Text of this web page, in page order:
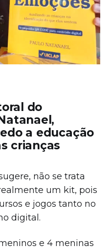
do
a educação
crianças
não se trata
um kit, pois
e jogos tanto no
digital.
e 4 meninas